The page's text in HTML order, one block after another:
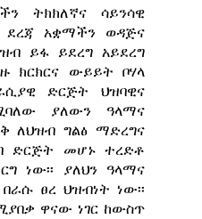
ትክክለኛና ሳይንሳዊ
ደረጃ አቋማችን ወዳጅና
ይፋ ይደረግ አይደረግ
ክርክርና ውይይት ቦሃላ
ድርጅት ህዝባዊና
ያለውን ዓላማና
ለህዝብ ግልፅ ማድረግና
ድርጅት መሆኑ ተረድቶ
ነው፡፡ ያለህን ዓላማና
ፀረ ህዝብነት ነው፡፡
ዋናው ነገር ከውስጥ